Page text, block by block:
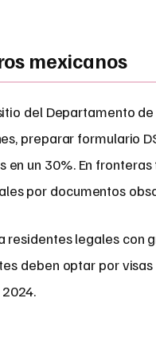
mexicanos
del Departamento
preparar formulario
un 30%. En
por documentos
legales con
deben optar por visas